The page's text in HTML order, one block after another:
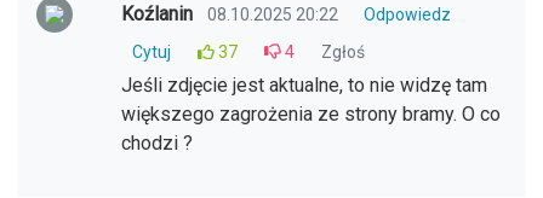
Koźlanin 08.10.2025 20:22
Odpowiedz
Cytuj
37 4 Zgłoś
Jeśli zdjęcie jest aktualne, to nie widzę tam
większego zagrożenia ze strony bramy. O co
chodzi ?